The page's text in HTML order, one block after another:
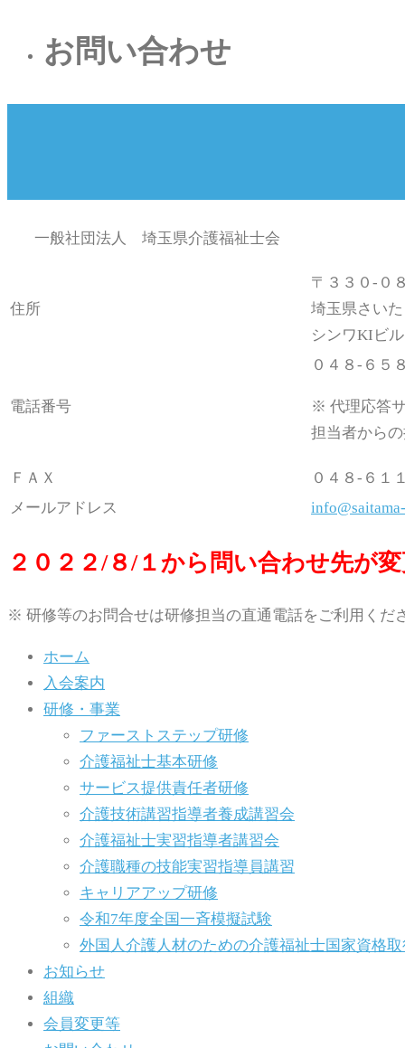
お問い合わせ
一般社団法人 埼玉県介護福祉士会
住所
〒３３０-０
埼玉県さい
シンワKIビル
電話番号
０４８-６５
※ 代理応答
担当者から
ＦＡＸ
０４８-６１
メールアドレス
２０２２/８/１から問い合わせ先が
※ 研修等のお問合せは研修担当の直通電話をご利用くだ
ホーム
入会案内
研修・事業
ファーストステップ研修
介護福祉士基本研修
サービス提供責任者研修
介護技術講習指導者養成講習会
介護福祉士実習指導者講習会
介護職種の技能実習指導員講習
キャリアアップ研修
令和7年度全国一斉模擬試験
外国人介護人材のための介護福祉士国家資格
お知らせ
組織
会員変更等